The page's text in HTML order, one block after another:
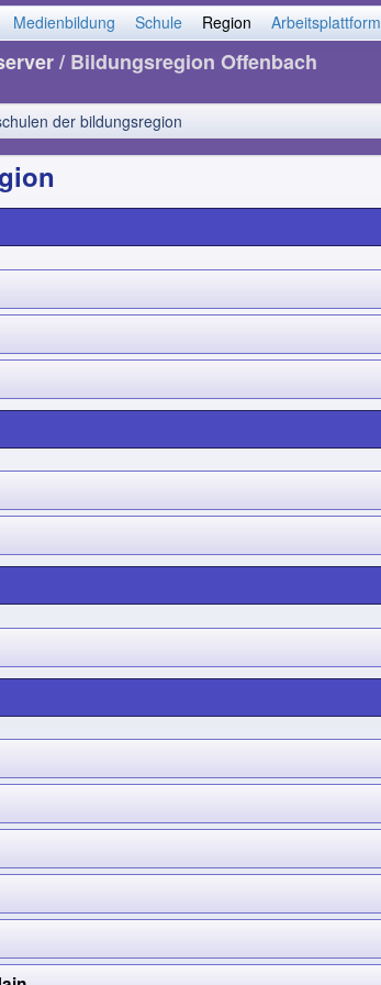
Medienbildung Schule Region Arbeitsplattform
/ Bildungsregion Offenbach
der bildungsregion